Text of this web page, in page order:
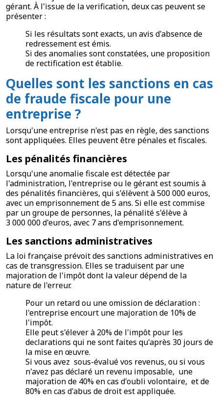
gérant. À l'issue de la verification, deux cas peuvent se
présenter :
Si les résultats sont exacts, un avis d'absence de
redressement est émis.
Si des anomalies sont constatées, une proposition
de rectification est établie.
Quelles sont les sanctions en cas
de fraude fiscale pour une
entreprise ?
Lorsqu'une entreprise n'est pas en règle, des sanctions
sont appliquées. Elles peuvent être pénales et fiscales.
Les pénalités financières
Lorsqu'une anomalie fiscale est détectée par
l'administration, l'entreprise ou le gérant est soumis à
des pénalités financières, qui s'élèvent à 500 000 euros,
avec un emprisonnement de 5 ans. Si elle est commise
par un groupe de personnes, la pénalité s'élève à
3 000 000 d'euros, avec 7 ans d'emprisonnement.
Les sanctions administratives
La loi française prévoit des sanctions administratives en
cas de transgression. Elles se traduisent par une
majoration de l'impôt dont la valeur dépend de la
nature de l'erreur.
Pour un retard ou une omission de déclaration :
l'entreprise encourt une majoration de 10% de
l'impôt.
Elle peut s'élever à 20% de l'impôt pour les
declarations qui ne sont faites qu'après 30 jours de
la mise en œuvre.
Si vous avez sous-évalué vos revenus, ou si vous
n'avez pas déclaré un revenu imposable, une
majoration de 40% en cas d'oubli volontaire, et de
80% en cas d'abus de droit est appliquée.